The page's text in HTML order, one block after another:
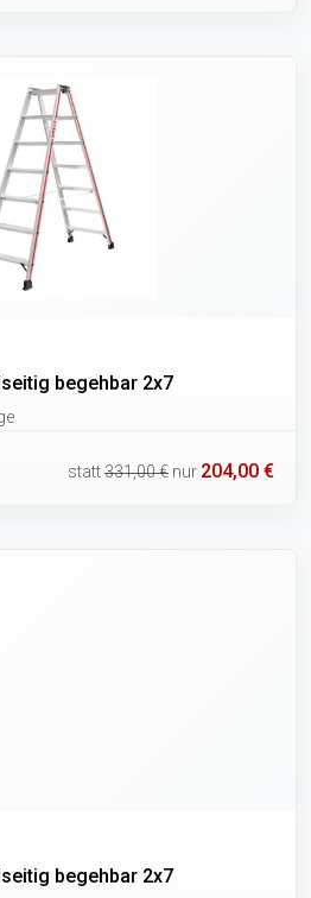
begehbar 2x7
statt331,00 € nur 204,00 €
begehbar 2x7